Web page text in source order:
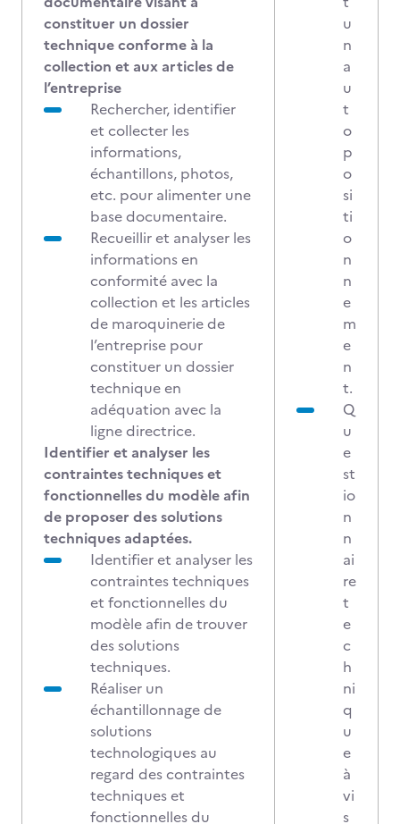
constituer un dossier
technique conforme à la
collection et aux articles de
l’entreprise
Rechercher, identifier
et collecter les
informations,
échantillons, photos,
etc. pour alimenter une
base documentaire.
Recueillir et analyser les
informations en
conformité avec la
collection et les articles
de maroquinerie de
l’entreprise pour
constituer un dossier
technique en
adéquation avec la
ligne directrice.
Identifier et analyser les
contraintes techniques et
fonctionnelles du modèle afin
de proposer des solutions
techniques adaptées.
Identifier et analyser les
contraintes techniques
et fonctionnelles du
modèle afin de trouver
des solutions
techniques.
Réaliser un
échantillonnage de
solutions
technologiques au
regard des contraintes
techniques et
fonctionnelles du
u
n
a
u
t
o
p
o
si
ti
o
n
n
e
m
e
n
t.
Q
u
e
st
io
n
n
ai
re
t
e
c
h
ni
q
u
e
à
vi
s